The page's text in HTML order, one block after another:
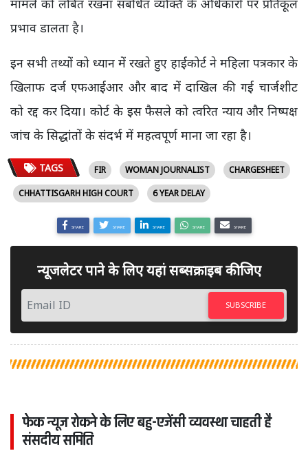
मामले को लंबित रखना संबंधित व्यक्ति के अधिकारों पर प्रतिकूल
प्रभाव डालता है।
इन सभी तथ्यों को ध्यान में रखते हुए हाईकोर्ट ने महिला पत्रकार के
खिलाफ दर्ज एफआईआर और बाद में दाखिल की गई चार्जशीट
को रद्द कर दिया। कोर्ट के इस फैसले को त्वरित न्याय और निष्पक्ष
जांच के सिद्धांतों के संदर्भ में महत्वपूर्ण माना जा रहा है।
TAGS FIR WOMAN JOURNALIST
CHARGESHEET
CHHATTISGARH HIGH COURT
6 YEAR DELAY
SHARE SHARE SHARE SHARE SHARE
न्यूजलेटर पाने के लिए यहां सब्सक्राइब कीजिए
SUBSCRIBE
फेक न्यूज रोकने के लिए बहु-एजेंसी व्यवस्था चाहती है
संसदीय समिति